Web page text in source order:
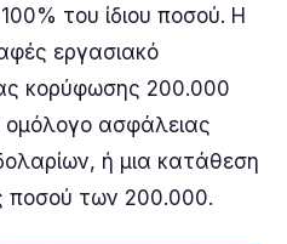
του ίδιου ποσού. Η
εργασιακό
κορύφωσης 200.000
ομόλογο ασφάλειας
ή μια κατάθεση
ποσού των 200.000.